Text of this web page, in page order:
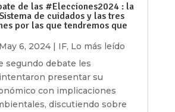
de las #Elecciones2024 : la
de cuidados y las tres
por las que tendremos que
May 6, 2024| IF, Lo más leído
segundo debate les
presentar su
con implicaciones
discutiendo sobre